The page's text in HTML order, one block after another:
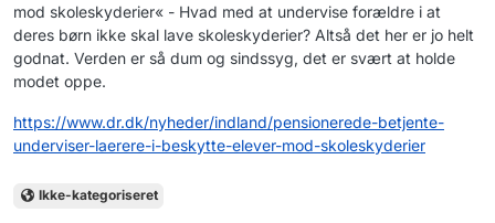
mod skoleskyderier« - Hvad med at undervise forældre i at
deres børn ikke skal lave skoleskyderier? Altså det her er jo helt
godnat. Verden er så dum og sindssyg, det er svært at holde
modet oppe.
https://www.dr.dk/nyheder/indland/pensionerede-betjente-
underviser-laerere-i-beskytte-elever-mod-skoleskyderier
Ikke-kategoriseret